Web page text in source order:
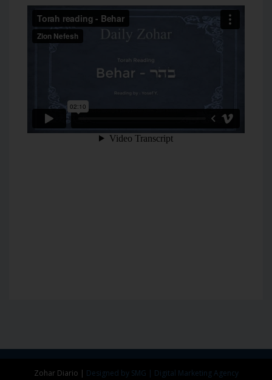
Zohar Diario | Designed by SMG | Digital Marketing Agency